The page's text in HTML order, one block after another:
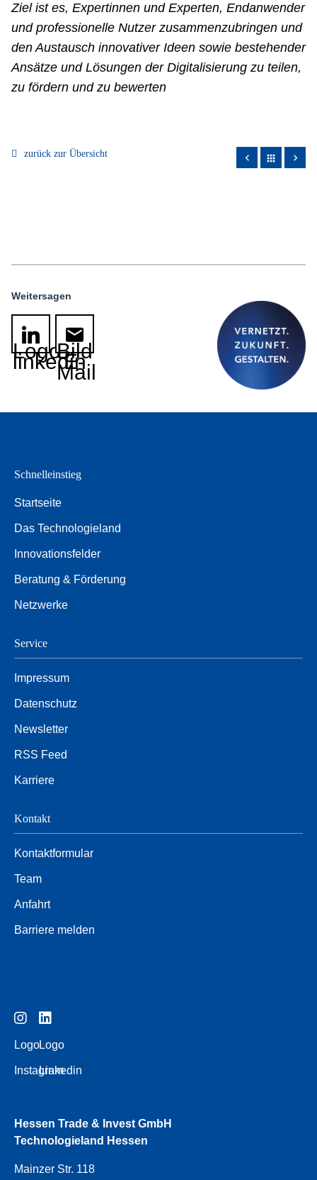
Ziel ist es, Expertinnen und Experten, Endanwender
und professionelle Nutzer zusammenzubringen und
den Austausch innovativer Ideen sowie bestehender
Ansätze und Lösungen der Digitalisierung zu teilen,
zu fördern und zu bewerten
zurück zur Übersicht apps
Weitersagen
Logo
linkedin
Bild
E-
Mail
Schnelleinstieg
Startseite
Das Technologieland
Innovationsfelder
Beratung & Förderung
Netzwerke
Service
Impressum
Datenschutz
Newsletter
RSS Feed
Karriere
Kontakt
Kontaktformular
Team
Anfahrt
Barriere melden
Logo
Instagram
Logo
Linkedin
Hessen Trade & Invest GmbH
Technologieland Hessen
Mainzer Str. 118